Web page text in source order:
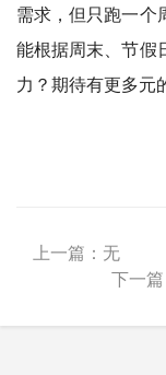
需求，但只跑一个
能根据周末、节假
力？期待有更多元
上一篇：无
下一篇